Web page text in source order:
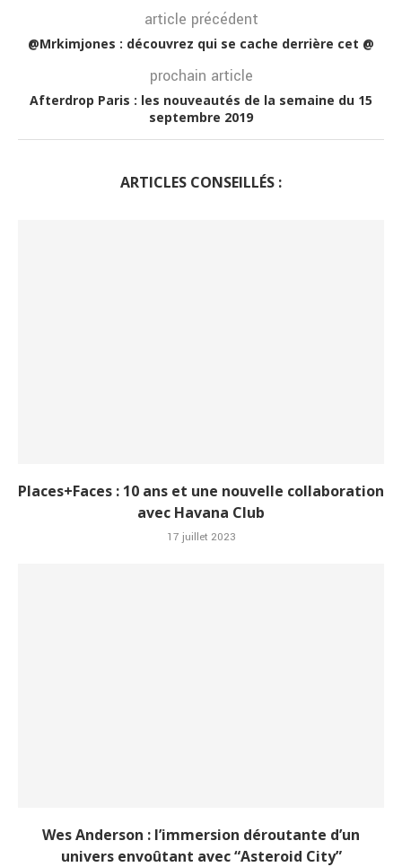
article précédent
@Mrkimjones : découvrez qui se cache derrière cet @
prochain article
Afterdrop Paris : les nouveautés de la semaine du 15
septembre 2019
ARTICLES CONSEILLÉS :
Places+Faces : 10 ans et une nouvelle collaboration
avec Havana Club
17 juillet 2023
Wes Anderson : l’immersion déroutante d’un
univers envoûtant avec “Asteroid City”